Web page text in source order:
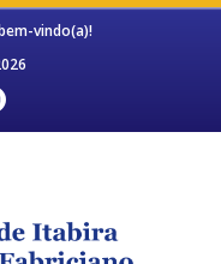
vindo(a)!